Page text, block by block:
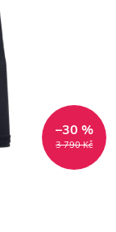
3 790 Kč
–30 %